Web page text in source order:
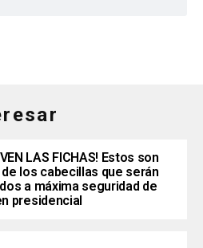
LAS FICHAS! Estos son
los cabecillas que serán
a máxima seguridad de
presidencial